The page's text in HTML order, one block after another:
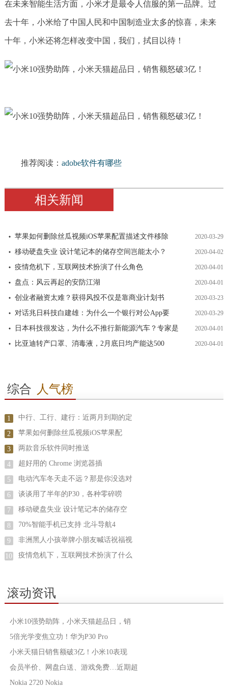
在未来智能生活方面，小米才是最令人信服的第一品牌。过
去十年，小米给了中国人民和中国制造业太多的惊喜，未来
十年，小米还将怎样改变中国，我们，拭目以待！
推荐阅读： adobe软件有哪些
相关新闻
苹果如何删除丝瓜视频iOS苹果配置描述文件移除 2020-03-29
移动硬盘失业 设计笔记本的储存空间岂能太小？ 2020-04-02
疫情危机下，互联网技术扮演了什么角色 2020-04-01
盘点：风云再起的安防江湖 2020-04-01
创业者融资太难？获得风投不仅是靠商业计划书 2020-03-23
对话兆日科技白建雄：为什么一个银行对公App要 2020-03-29
日本科技很发达，为什么不推行新能源汽车？专家是 2020-04-01
比亚迪转产口罩、消毒液，2月底日均产能达500 2020-04-01
综合 人气榜
1 中行、工行、建行：近两月到期的定
2 苹果如何删除丝瓜视频iOS苹果配
3 两款音乐软件同时推送
4 超好用的 Chrome 浏览器插
5 电动汽车冬天走不远？那是你没选对
6 谈谈用了半年的P30，各种零碎唠
7 移动硬盘失业 设计笔记本的储存空
8 70%智能手机已支持 北斗导航4
9 非洲黑人小孩举牌小朋友喊话祝福视
10 疫情危机下，互联网技术扮演了什么
滚动资讯
小米10强势助阵，小米天猫超品日，销
5倍光学变焦立功！华为P30 Pro
小米天猫日销售额破3亿！小米10表现
会员半价、网盘白送、游戏免费…近期超
Nokia 2720 Nokia